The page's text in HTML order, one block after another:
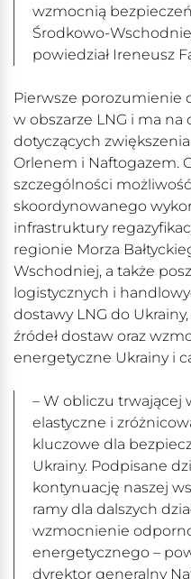
wzmocnią
Środkowo-
powiedział Ireneusz
Pierwsze porozumienie
w obszarze LNG i ma
dotyczących
Orlenem i Naftogazem.
szczególności
skoordynowanego
infrastruktury
regionie Morza
Wschodniej, a także
logistycznych i
dostawy LNG do
źródeł dostaw oraz
energetyczne Ukrainy i
– W obliczu trwającej
elastyczne i
kluczowe dla
Ukrainy. Podpisane
kontynuację naszej
ramy dla dalszych
wzmocnienie
energetycznego –
dyrektor generalny